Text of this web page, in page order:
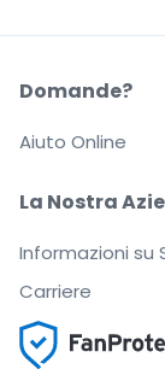
La Nostra
Informazioni su
Carriere
Domande?
Aiuto Online